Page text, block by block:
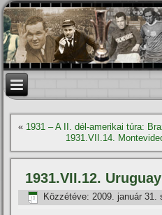
« 1931 – A II. dél-amerikai túra:
1931.VII.14.
1931.VII.12.
Közzétéve: 2009. január 31.